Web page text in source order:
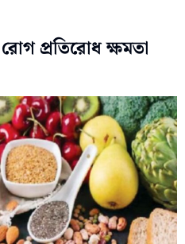
প্রতিরোধ ক্ষমতা